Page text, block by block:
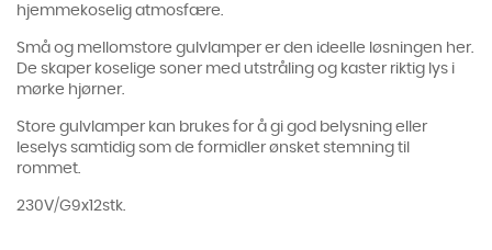
hjemmekoselig atmosfære.
Små og mellomstore gulvlamper er den ideelle løsningen her.
De skaper koselige soner med utstråling og kaster riktig lys i
mørke hjørner.
Store gulvlamper kan brukes for å gi god belysning eller
leselys samtidig som de formidler ønsket stemning til
rommet.
230V/G9x12stk.